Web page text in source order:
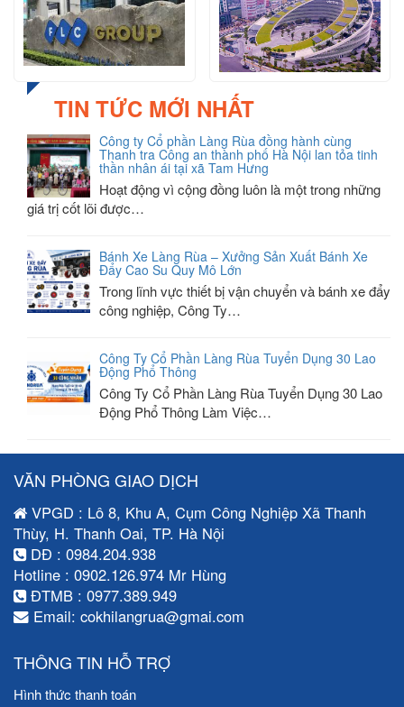
TIN TỨC MỚI NHẤT
Công ty Cổ phần Làng Rùa đồng hành cùng
Thanh tra Công an thành phố Hà Nội lan tỏa tinh
thần nhân ái tại xã Tam Hưng
Hoạt động vì cộng đồng luôn là một trong những
giá trị cốt lõi được…
Bánh Xe Làng Rùa – Xưởng Sản Xuất Bánh Xe
Đẩy Cao Su Quy Mô Lớn
Trong lĩnh vực thiết bị vận chuyển và bánh xe đẩy
công nghiệp, Công Ty…
Công Ty Cổ Phần Làng Rùa Tuyển Dụng 30 Lao
Động Phổ Thông
Công Ty Cổ Phần Làng Rùa Tuyển Dụng 30 Lao
Động Phổ Thông Làm Việc…
VĂN PHÒNG GIAO DỊCH
VPGD : Lô 8, Khu A, Cụm Công Nghiệp Xã Thanh
Thùy, H. Thanh Oai, TP. Hà Nội
DĐ : 0984.204.938
Hotline : 0902.126.974 Mr Hùng
ĐTMB : 0977.389.949
Email: cokhilangrua@gmai.com
THÔNG TIN HỖ TRỢ
Hình thức thanh toán